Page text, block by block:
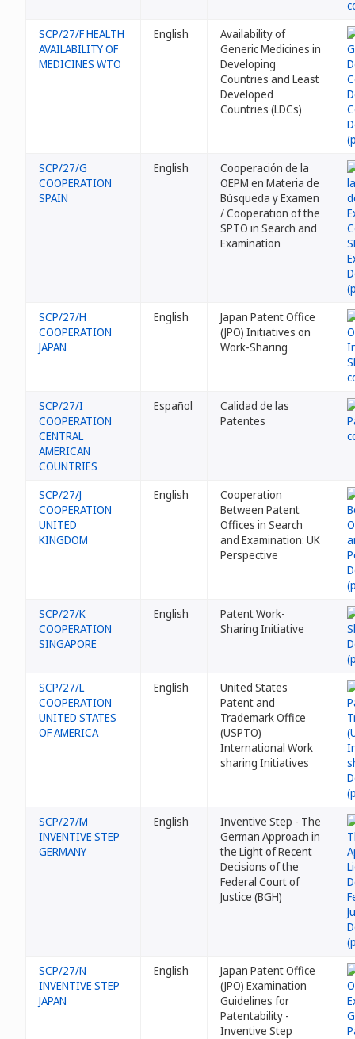
SCP/27/F HEALTH
AVAILABILITY OF
MEDICINES WTO
English
Availability of
Generic Medicines in
Developing
Countries and Least
Developed
Countries (LDCs)
SCP/27/G
COOPERATION
SPAIN
English
Cooperación de la
OEPM en Materia de
Búsqueda y Examen
/ Cooperation of the
SPTO in Search and
Examination
SCP/27/H
COOPERATION
JAPAN
English
Japan Patent Office
(JPO) Initiatives on
Work-Sharing
SCP/27/I
COOPERATION
CENTRAL
AMERICAN
COUNTRIES
Español
Calidad de las
Patentes
SCP/27/J
COOPERATION
UNITED
KINGDOM
English
Cooperation
Between Patent
Offices in Search
and Examination: UK
Perspective
SCP/27/K
COOPERATION
SINGAPORE
English
Patent Work-
Sharing Initiative
SCP/27/L
COOPERATION
UNITED STATES
OF AMERICA
English
United States
Patent and
Trademark Office
(USPTO)
International Work
sharing Initiatives
SCP/27/M
INVENTIVE STEP
GERMANY
English
Inventive Step - The
German Approach in
the Light of Recent
Decisions of the
Federal Court of
Justice (BGH)
SCP/27/N
INVENTIVE STEP
JAPAN
English
Japan Patent Office
(JPO) Examination
Guidelines for
Patentability -
Inventive Step